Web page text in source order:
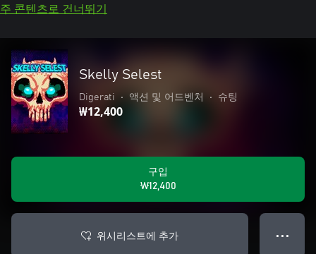
주 콘텐츠로 건너뛰기
Skelly Selest
Digerati • 액션 및 어드벤처 • 슈팅
₩12,400
구입
₩12,400
위시리스트에 추가 ● ● ●